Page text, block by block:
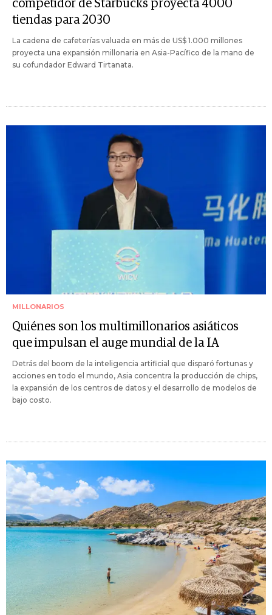
competidor de Starbucks proyecta 4000
tiendas para 2030
La cadena de cafeterías valuada en más de US$ 1.000 millones
proyecta una expansión millonaria en Asia-Pacífico de la mano de
su cofundador Edward Tirtanata.
MILLONARIOS
Quiénes son los multimillonarios asiáticos
que impulsan el auge mundial de la IA
Detrás del boom de la inteligencia artificial que disparó fortunas y
acciones en todo el mundo, Asia concentra la producción de chips,
la expansión de los centros de datos y el desarrollo de modelos de
bajo costo.